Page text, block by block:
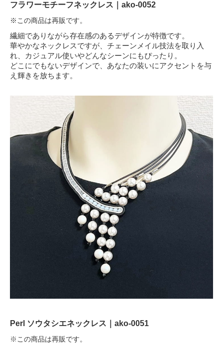
フラワーモチーフネックレス｜ako-0052
※この商品は再販です。
繊細でありながら存在感のあるデザインが特徴です。
華やかなネックレスですが、チェーンメイル技法を取り入
れ、カジュアル使いやどんなシーンにもぴったり。
どこにでもないデザインで、あなたの装いにアクセントを与
え輝きを放ちます。
Perl ソウタシエネックレス｜ako-0051
※この商品は再販です。